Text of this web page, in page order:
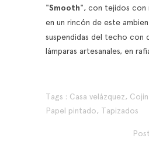
four timeless formulas...
"Smooth", con tejidos con
en un rincón de este
suspendidas del techo con
lámparas artesanales, en
Tags : Casa velázquez, Cojin
Papel pintado, Tapizados